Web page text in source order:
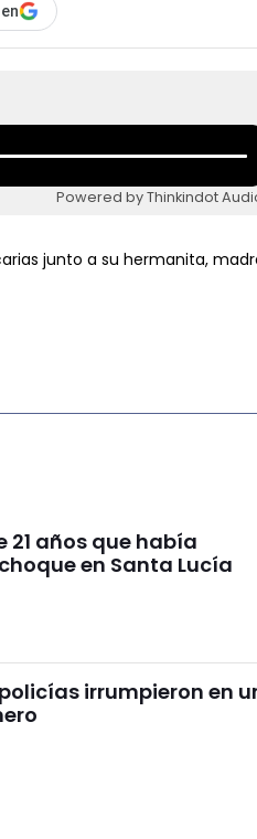
Powered by Thinkindot
junto a su hermanita,
años que había
en Santa Lucía
irrumpieron en